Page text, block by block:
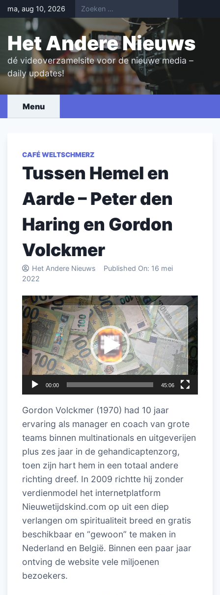
Skip
to
content
ma, aug 10, 2026
Het Andere Nieuws
dé videoverzamelsite voor de nieuwe media –
daily updates!
Menu
CAFÉ WELTSCHMERZ
Tussen Hemel en
Aarde – Peter den
Haring en Gordon
Volckmer
Het Andere Nieuws Published On: 16 mei
2022
Videospeler
00:00 45:06
Gordon Volckmer (1970) had 10 jaar
ervaring als manager en coach van grote
teams binnen multinationals en uitgeverijen
plus zes jaar in de gehandicaptenzorg,
toen zijn hart hem in een totaal andere
richting dreef. In 2009 richtte hij zonder
verdienmodel het internetplatform
Nieuwetijdskind.com op uit een diep
verlangen om spiritualiteit breed en gratis
beschikbaar en “gewoon” te maken in
Nederland en België. Binnen een paar jaar
ontving de website vele miljoenen
bezoekers.